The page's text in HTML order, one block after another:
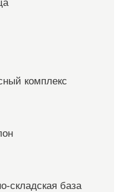
комплекс
складская база